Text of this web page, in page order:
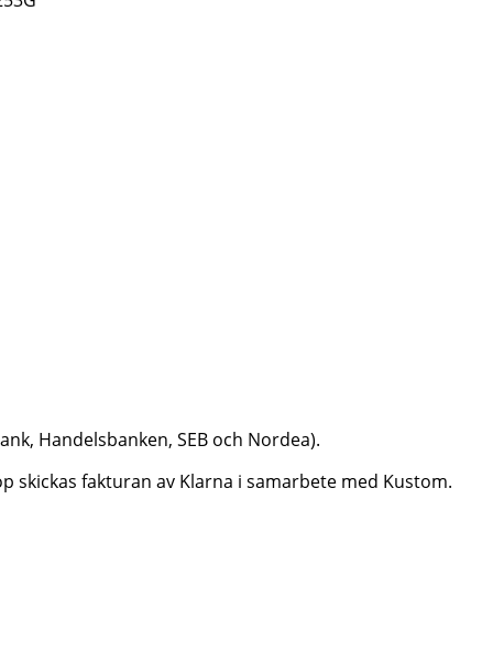
Handelsbanken, SEB och Nordea).
skickas fakturan av Klarna i samarbete med Kustom.